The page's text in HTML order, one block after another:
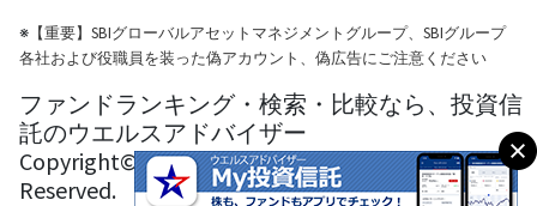
※【重要】SBIグローバルアセットマネジメントグループ、SBIグループ
各社および役職員を装った偽アカウント、偽広告にご注意ください
ファンドランキング・検索・比較なら、投資信
託のウエルスアドバイザー
Copyright© Wealth Advisor Co., Ltd. All Rights
Reserved.